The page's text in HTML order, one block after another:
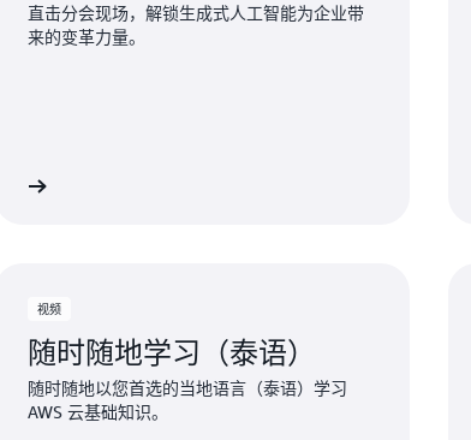
直击分会现场，解锁生成式人工智能为企业带
来的变革力量。
视频
随时随地学习（泰语）
随时随地以您首选的当地语言（泰语）学习
AWS 云基础知识。